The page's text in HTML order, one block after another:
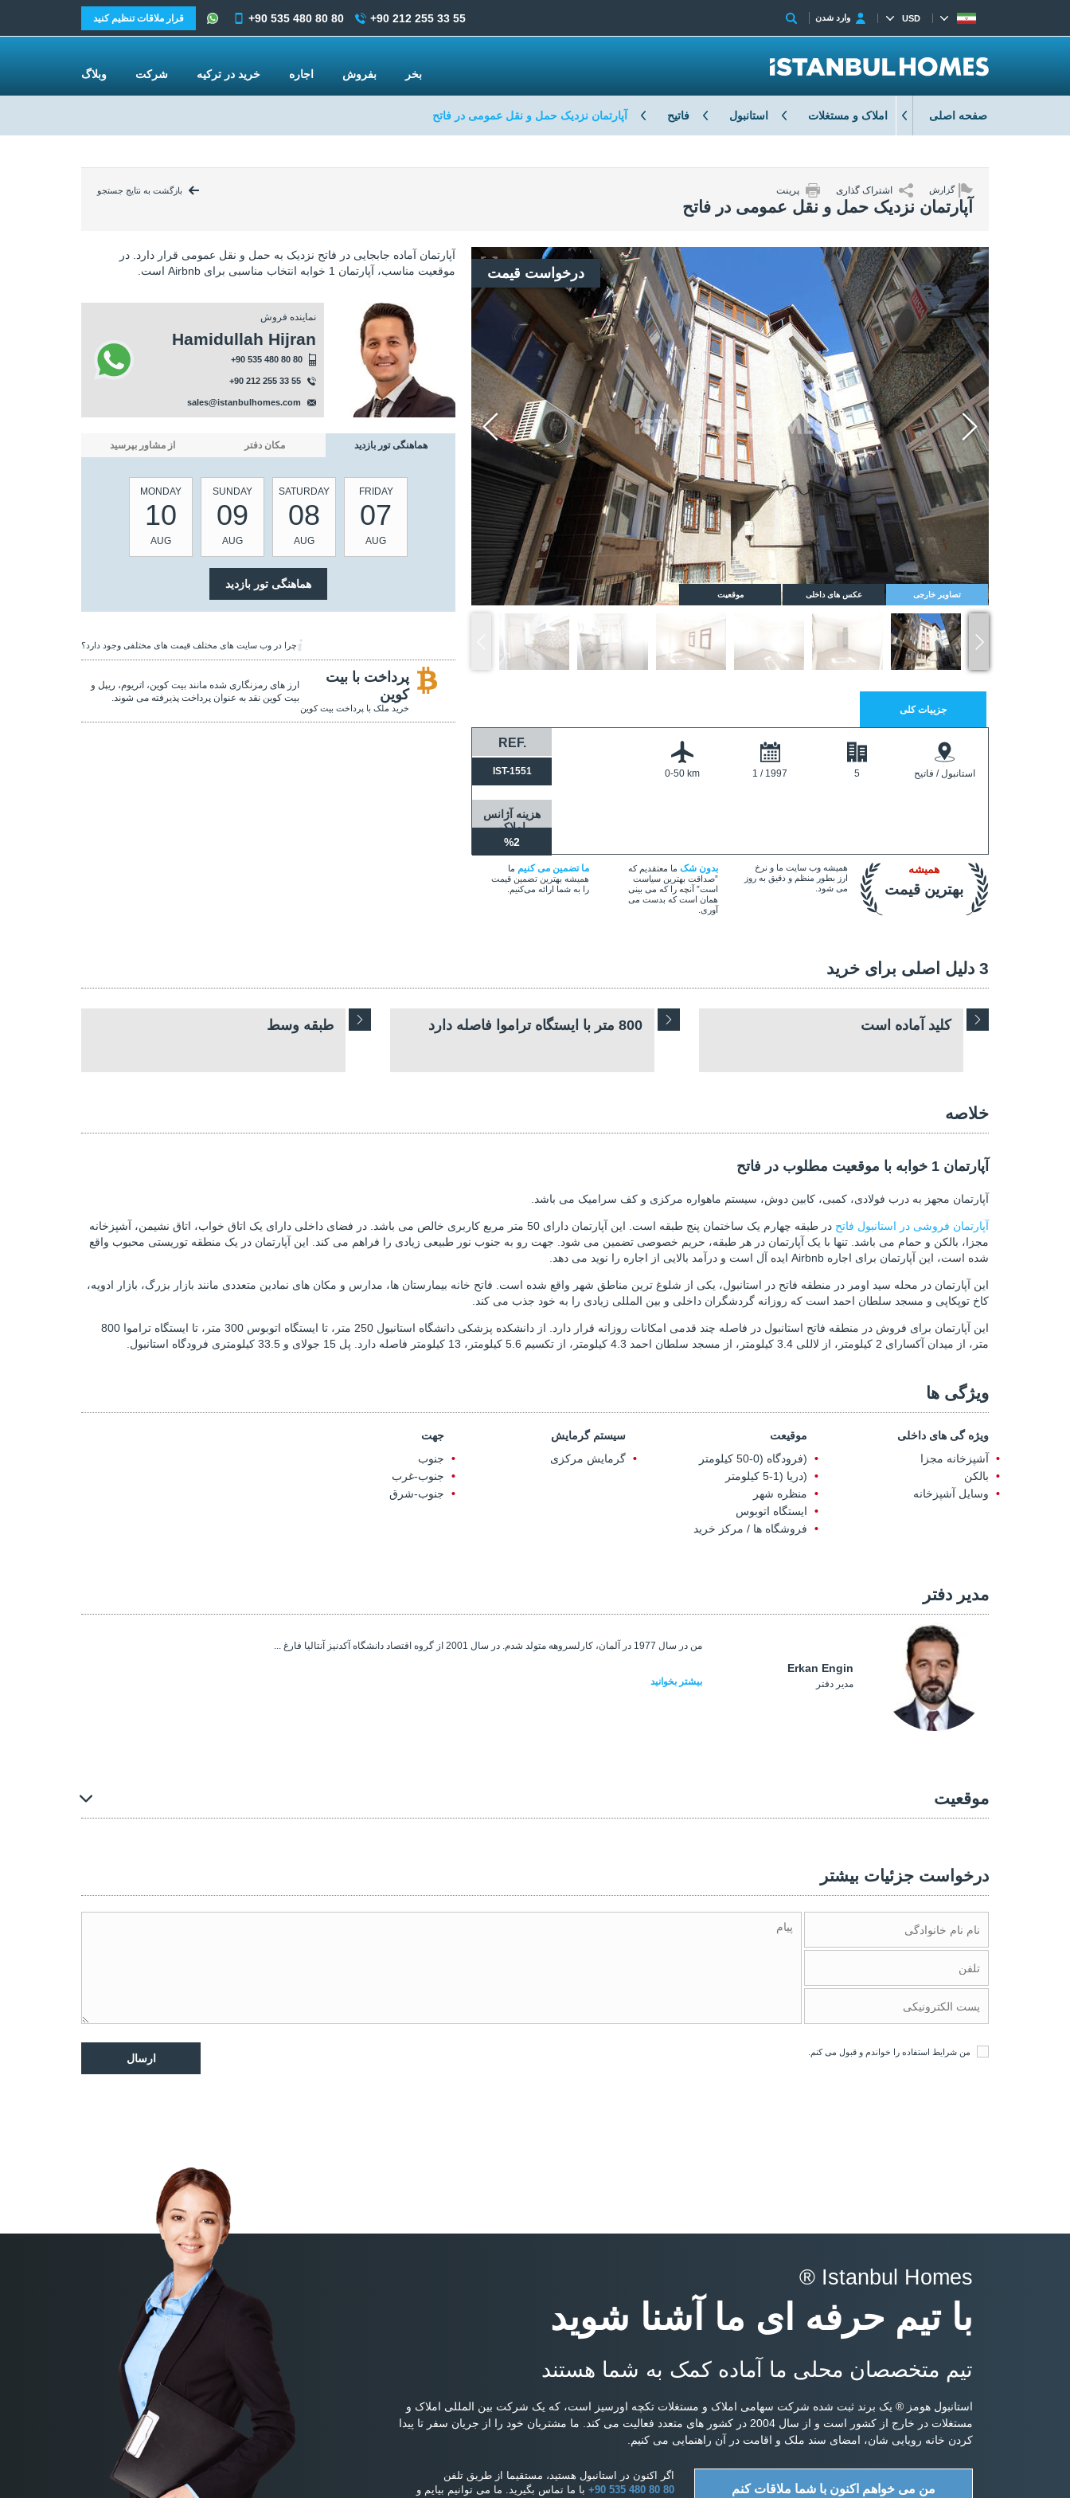
صفحه اصلی املاک و مستغلات استانبول فاتیح آپارتمان نزدیک حمل و نقل عمومی در فاتح
بازگشت به نتایج جستجو گزارش اشتراک گذاری پرینت
آپارتمان نزدیک حمل و نقل عمومی در فاتح
درخواست قیمت
تصاویر خارجی عکس های داخلی موقعیت
جزییات کلی
REF.
IST-1551
هزینه آژانس
املاک
%2
استانبول / فاتیح 5
1 / 1997
0-50 km
همیشه
بهترین قیمت
همیشه وب سایت ما و نرخ
ارز بطور منظم و دقیق به روز
می شود.
بدون شک ما معتقدیم که
”صداقت بهترین سیاست
است” آنچه را که می بینی
همان است که بدست می
آوری.
ما تضمین می کنیم ما
همیشه بهترین تضمین قیمت
را به شما ارائه می‌کنیم.
آپارتمان آماده جابجایی در فاتح نزدیک به حمل و نقل عمومی قرار دارد. در
موقعیت مناسب، آپارتمان 1 خوابه انتخاب مناسبی برای Airbnb است.
نماینده فروش
Hamidullah Hijran
+90 535 480 80 80
+90 212 255 33 55
sales@istanbulhomes.com
Whatsapp
هماهنگی تور بازدید مکان دفتر از مشاور بپرسید
FRIDAY
07
AUG
SATURDAY
08
AUG
SUNDAY
09
AUG
MONDAY
10
AUG
چرا در وب سایت های مختلف قیمت های مختلفی وجود دارد؟
پرداخت با بیت
کوین
خرید ملک با پرداخت بیت کوین
ارز های رمزنگاری شده مانند بیت کوین، اتریوم، ریپل و
بیت کوین نقد به عنوان پرداخت پذیرفته می شوند.
3 دلیل اصلی برای خرید
کلید آماده است 800 متر با ایستگاه تراموا فاصله دارد طبقه وسط
خلاصه
آپارتمان 1 خوابه با موقعیت مطلوب در فاتح
آپارتمان مجهز به درب فولادی، کمبی، کابین دوش، سیستم ماهواره مرکزی و کف سرامیک می باشد.
آپارتمان فروشی در استانبول فاتح
در طبقه چهارم یک ساختمان پنج طبقه است. این آپارتمان دارای 50 متر مربع کاربری خالص می باشد. در فضای داخلی دارای یک اتاق خواب، اتاق نشیمن، آشپزخانه
مجزا، بالکن و حمام می باشد. تنها با یک آپارتمان در هر طبقه، حریم خصوصی تضمین می شود. جهت رو به جنوب نور طبیعی زیادی را فراهم می کند. این آپارتمان در یک منطقه توریستی محبوب واقع
شده است، این آپارتمان برای اجاره Airbnb ایده آل است و درآمد بالایی از اجاره را نوید می دهد.
این آپارتمان در محله سید اومر در منطقه فاتح در استانبول، یکی از شلوغ ترین مناطق شهر واقع شده است. فاتح خانه بیمارستان ها، مدارس و مکان های نمادین متعددی مانند بازار بزرگ، بازار ادویه،
کاخ توپکاپی و مسجد سلطان احمد است که روزانه گردشگران داخلی و بین المللی زیادی را به خود جذب می کند.
این آپارتمان برای فروش در منطقه فاتح استانبول در فاصله چند قدمی امکانات روزانه قرار دارد. از دانشکده پزشکی دانشگاه استانبول 250 متر، تا ایستگاه اتوبوس 300 متر، تا ایستگاه تراموا 800
متر، از میدان آکسارای 2 کیلومتر، از لاللی 3.4 کیلومتر، از مسجد سلطان احمد 4.3 کیلومتر، از تکسیم 5.6 کیلومتر، 13 کیلومتر فاصله دارد. پل 15 جولای و 33.5 کیلومتری فرودگاه استانبول.
ویژگی ها
ویژه گی های داخلی
آشپزخانه مجزا
بالکن
وسایل آشپزخانه
موقیعت
(فرودگاه (0-50 کیلومتر
(دریا (1-5 کیلومتر
منظره شهر
ایستگاه اتوبوس
فروشگاه ها / مرکز خرید
سیستم گرمایش
گرمایش مرکزی
جهت
جنوب
جنوب-غرب
جنوب-شرق
مدیر دفتر
Erkan Engin
مدیر دفتر
من در سال 1977 در آلمان، کارلسروهه متولد شدم. در سال 2001 از گروه اقتصاد دانشگاه آکدنیز آنتالیا فارغ ...
بیشتر بخوانید
موقعیت
درخواست جزئیات بیشتر
من شرایط استفاده را خواندم و قبول می کنم.
USD وارد شدن +90 212 255 33 55
+90 535 480 80 80 قرار ملاقات تنظیم کنید
بخر بفروش اجاره خرید در ترکیه شرکت وبلاگ
Istanbul Homes ®
با تیم حرفه ای ما آشنا شوید
تیم متخصصان محلی ما آماده کمک به شما هستند
استانبول هومز ® یک برند ثبت شده شرکت سهامی املاک و مستغلات تکچه اورسیز است، که یک شرکت بین المللی املاک و
مستغلات در خارج از کشور است و از سال 2004 در کشور های متعدد فعالیت می کند. ما مشتریان خود را از جریان سفر تا پیدا
کردن خانه رویایی شان، امضای سند ملک و اقامت در آن راهنمایی می کنیم.
من می خواهم اکنون با شما ملاقات کنم
اگر اکنون در استانبول هستید، مستقیما از طریق تلفن
+90 535 480 80 80 با ما تماس بگیرید. ما می توانیم بیایم و